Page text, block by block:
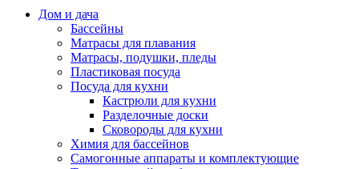
Дом и дача
Бассейны
Матрасы для плавания
Матрасы, подушки, пледы
Пластиковая посуда
Посуда для кухни
Кастрюли для кухни
Разделочные доски
Сковороды для кухни
Химия для бассейнов
Самогонные аппараты и комплектующие